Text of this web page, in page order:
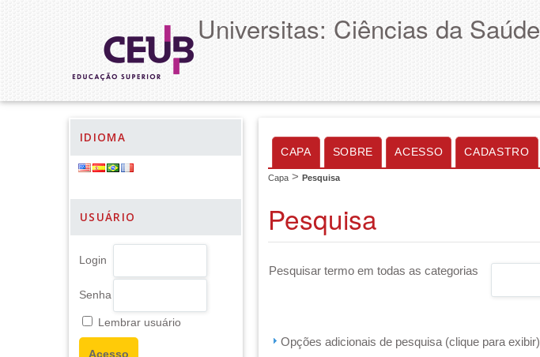
Universitas: Ciências da Saúde
IDIOMA
USUÁRIO
Login
Senha
Lembrar usuário
CAPA SOBRE ACESSO CADASTRO
Capa > Pesquisa
Pesquisa
Pesquisar termo em todas as categorias
Opções adicionais de pesquisa (clique para exibir)